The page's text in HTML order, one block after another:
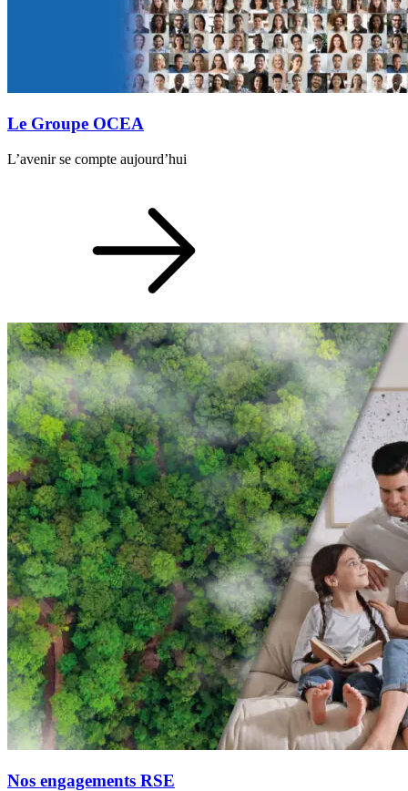
Le Groupe OCEA
L’avenir se compte aujourd’hui
Nos engagements RSE